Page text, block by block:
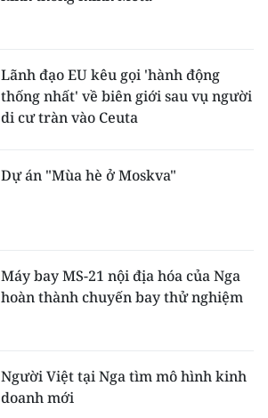
Lãnh đạo EU kêu gọi 'hành động
thống nhất' về biên giới sau vụ người
di cư tràn vào Ceuta
Dự án "Mùa hè ở Moskva"
Máy bay MS-21 nội địa hóa của Nga
hoàn thành chuyến bay thử nghiệm
Người Việt tại Nga tìm mô hình kinh
doanh mới